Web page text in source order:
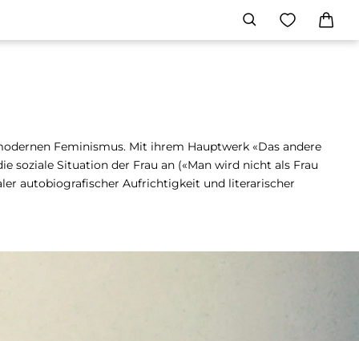
Feminismus. Mit ihrem Hauptwerk «Das andere
soziale Situation der Frau an («Man wird nicht als Frau
autobiografischer Aufrichtigkeit und literarischer